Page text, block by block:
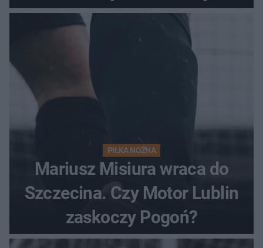
PIŁKA NOŻNA
Mariusz Misiura wraca do
Szczecina. Czy Motor Lublin
zaskoczy Pogoń?